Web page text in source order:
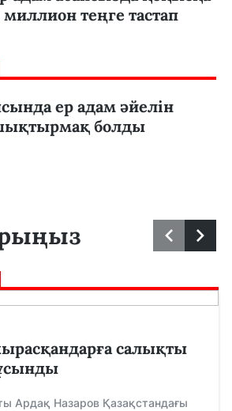
теңге тастап
ер адам әйелін
болды
салықты
Ардақ Назаров Қазақстандағы